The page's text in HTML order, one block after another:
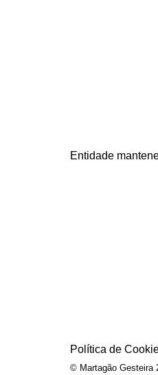
online
Entidade
Política de
© Martagão Gesteira